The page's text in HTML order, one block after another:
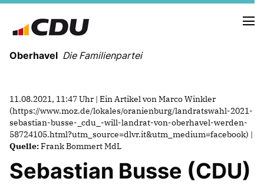
Oberhavel Die Familienpartei
NEUIGKEITEN
TERMINE
KREISVORSTAND
11.08.2021, 11:47 Uhr | Ein Artikel von Marco Winkler
(https://www.moz.de/lokales/oranienburg/landratswahl-2021-
sebastian-busse-_cdu_-will-landrat-von-oberhavel-werden-
58724105.html?utm_source=dlvr.it&utm_medium=facebook) |
Quelle:Frank Bommert MdL
Sebastian Busse (CDU)